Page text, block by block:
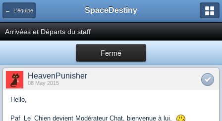
← L'équipe SpaceDestiny
Arrivées et Départs du staff
Fermé
HeavenPunisher
08 May 2015
Hello,
Paf_Le_Chien devient Modérateur Chat, bienvenue à lui.